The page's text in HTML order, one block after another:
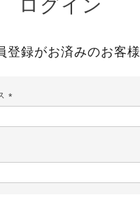
ログイン
登録がお済みのお客様